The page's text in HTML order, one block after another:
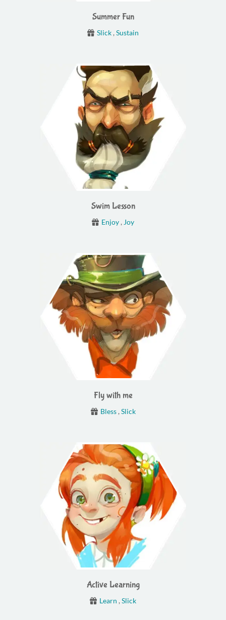
Summer Fun
Slick,Sustain
Swim Lesson
Enjoy,Joy
Fly with me
Bless,Slick
Active Learning
Learn ,Slick